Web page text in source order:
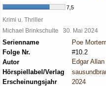
7,5
Krimi u. Thriller
Michael Brinkschulte 30. Mai 2024
Serienname
Poe Mortem
Folge Nr.
#10.2
Autor
Edgar
Hörspiellabel/Verlag
Erscheinungsjahr
2024